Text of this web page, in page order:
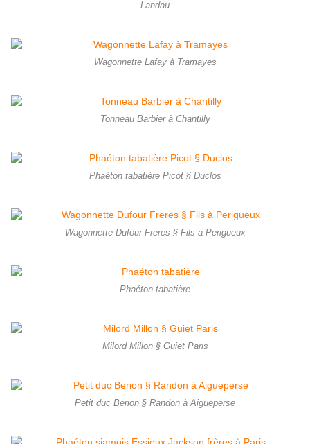
Landau
Wagonnette Lafay à Tramayes
Tonneau Barbier à Chantilly
Phaéton tabatière Picot § Duclos
Wagonnette Dufour Freres § Fils à Perigueux
Phaéton tabatière
Milord Millon § Guiet Paris
Petit duc Berion § Randon à Aigueperse